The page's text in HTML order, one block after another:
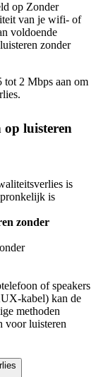
op Zonder
van je wifi- of
voldoende
zonder
tot 2 Mbps aan om
luisteren
is
is
zonder
of speakers
kabel) kan de
methoden
voor luisteren